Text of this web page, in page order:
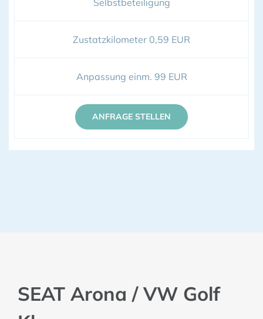
Selbstbeteiligung
Zustatzkilometer 0,59 EUR
Anpassung einm. 99 EUR
ANFRAGE STELLEN
SEAT Arona / VW Golf